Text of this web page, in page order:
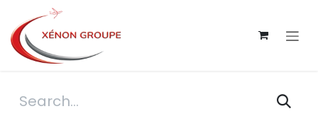
Skip to Content